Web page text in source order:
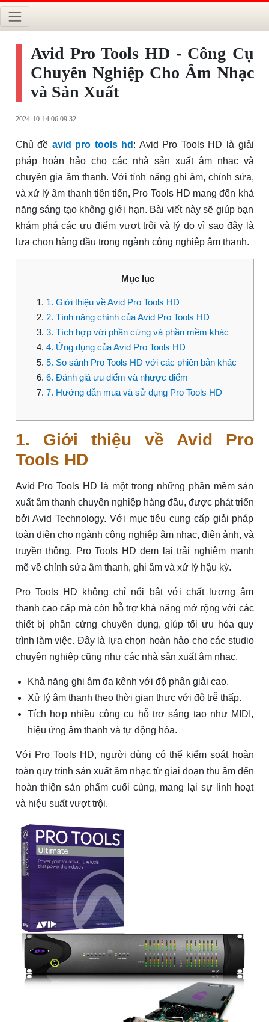
Avid Pro Tools HD - Công Cụ
Chuyên Nghiệp Cho Âm Nhạc
và Sản Xuất
2024-10-14 06:09:32
Chủ đề avid pro tools hd : Avid Pro Tools HD là giải
pháp hoàn hảo cho các nhà sản xuất âm nhạc và
chuyên gia âm thanh. Với tính năng ghi âm, chỉnh sửa,
và xử lý âm thanh tiên tiến, Pro Tools HD mang đến khả
năng sáng tạo không giới hạn. Bài viết này sẽ giúp bạn
khám phá các ưu điểm vượt trội và lý do vì sao đây là
lựa chọn hàng đầu trong ngành công nghiệp âm thanh.
Mục lục
1. Giới thiệu về Avid Pro Tools HD
2. Tính năng chính của Avid Pro Tools HD
3. Tích hợp với phần cứng và phần mềm khác
4. Ứng dụng của Avid Pro Tools HD
5. So sánh Pro Tools HD với các phiên bản khác
6. Đánh giá ưu điểm và nhược điểm
7. Hướng dẫn mua và sử dụng Pro Tools HD
1. Giới thiệu về Avid Pro
Tools HD
Avid Pro Tools HD là một trong những phần mềm sản
xuất âm thanh chuyên nghiệp hàng đầu, được phát triển
bởi Avid Technology. Với mục tiêu cung cấp giải pháp
toàn diện cho ngành công nghiệp âm nhạc, điện ảnh, và
truyền thông, Pro Tools HD đem lại trải nghiệm mạnh
mẽ về chỉnh sửa âm thanh, ghi âm và xử lý hậu kỳ.
Pro Tools HD không chỉ nổi bật với chất lượng âm
thanh cao cấp mà còn hỗ trợ khả năng mở rộng với các
thiết bị phần cứng chuyên dụng, giúp tối ưu hóa quy
trình làm việc. Đây là lựa chọn hoàn hảo cho các studio
chuyên nghiệp cũng như các nhà sản xuất âm nhạc.
Khả năng ghi âm đa kênh với độ phân giải cao.
Xử lý âm thanh theo thời gian thực với độ trễ thấp.
Tích hợp nhiều công cụ hỗ trợ sáng tạo như MIDI,
hiệu ứng âm thanh và tự động hóa.
Với Pro Tools HD, người dùng có thể kiểm soát hoàn
toàn quy trình sản xuất âm nhạc từ giai đoạn thu âm đến
hoàn thiện sản phẩm cuối cùng, mang lại sự linh hoạt
và hiệu suất vượt trội.